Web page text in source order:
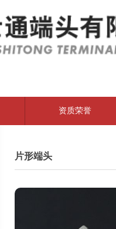
资质荣誉
片形端头